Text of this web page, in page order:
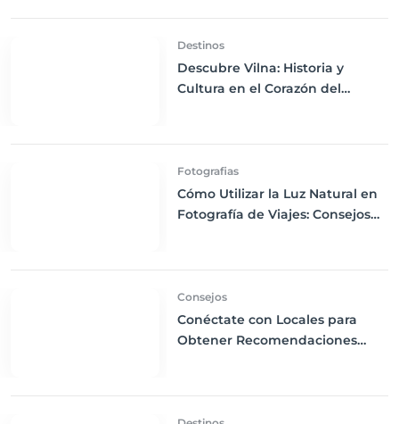
Destinos
Descubre Vilna: Historia y
Cultura en el Corazón del
Fotografias
Cómo Utilizar la Luz Natural en
Fotografía de Viajes: Consejos
Consejos
Conéctate con Locales para
Obtener Recomendaciones